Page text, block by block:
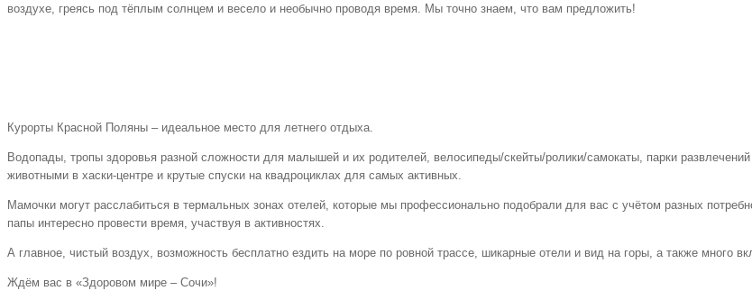
воздухе, греясь под тёплым солнцем и весело и необычно проводя время. Мы точно знаем, что вам предложить!
Курорты Красной Поляны – идеальное место для летнего отдыха.
Водопады, тропы здоровья разной сложности для малышей и их родителей, велосипеды/скейты/ролики/самокаты, парки
животными в хаски-центре и крутые спуски на квадроциклах для самых активных.
Мамочки могут расслабиться в термальных зонах отелей, которые мы профессионально подобрали для вас с учётом разных
папы интересно провести время, участвуя в активностях.
А главное, чистый воздух, возможность бесплатно ездить на море по ровной трассе, шикарные отели и вид на горы, а также много
Ждём вас в «Здоровом мире – Сочи»!